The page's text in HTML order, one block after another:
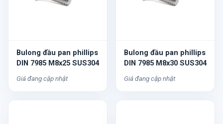
Bulong đầu pan phillips
DIN 7985 M8x25 SUS304
Giá đang cập nhật
Bulong đầu pan phillips
DIN 7985 M8x30 SUS304
Giá đang cập nhật